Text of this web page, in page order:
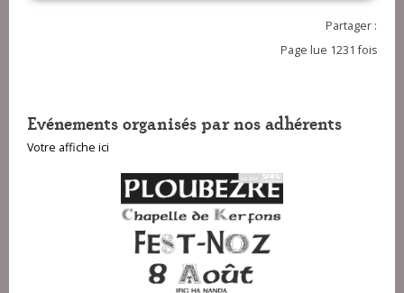
Partager :
Page lue 1231 fois
Evénements organisés par nos adhérents
Votre affiche ici